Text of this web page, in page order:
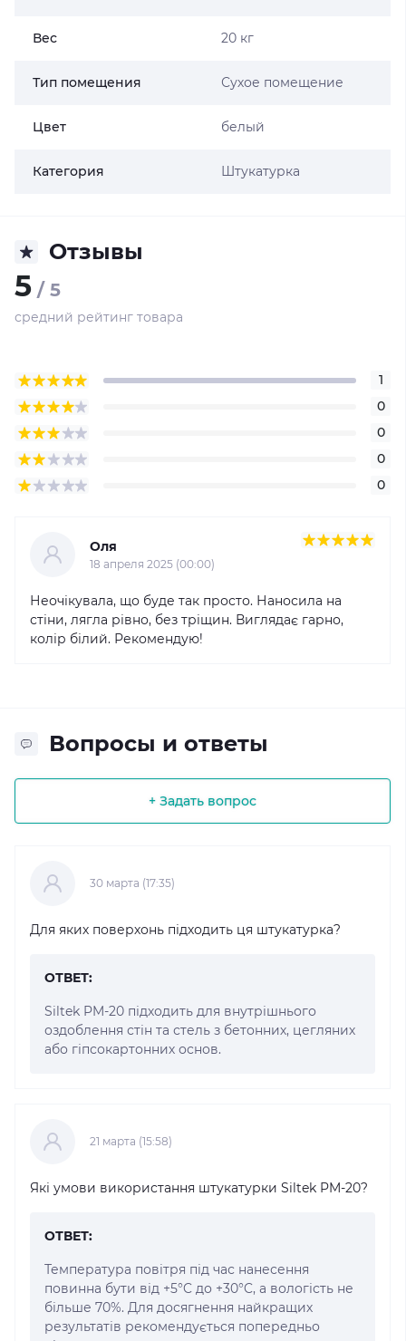
Вес 20 кг
Тип помещения Сухое помещение
Цвет белый
Категория Штукатурка
Отзывы
5 / 5
средний рейтинг товара
1
0
0
0
0
Оля
18 апреля 2025 (00:00)
Неочікувала, що буде так просто. Наносила на
стіни, лягла рівно, без тріщин. Виглядає гарно,
колір білий. Рекомендую!
Вопросы и ответы
+ Задать вопрос
30 марта (17:35)
Для яких поверхонь підходить ця штукатурка?
ОТВЕТ:
Siltek PM-20 підходить для внутрішнього
оздоблення стін та стель з бетонних, цегляних
або гіпсокартонних основ.
21 марта (15:58)
Які умови використання штукатурки Siltek PM-20?
ОТВЕТ:
Температура повітря під час нанесення
повинна бути від +5°C до +30°C, а вологість не
більше 70%. Для досягнення найкращих
результатів рекомендується попередньо